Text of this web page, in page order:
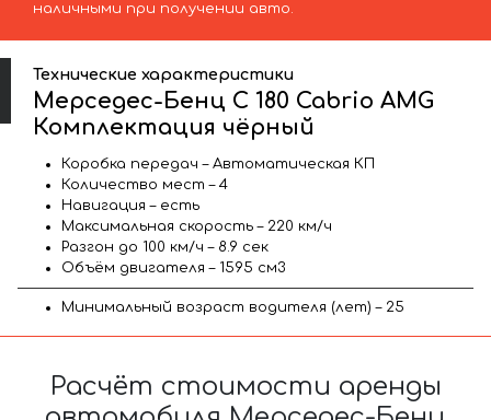
наличными при получении авто.
Технические характеристики
Мерседес-Бенц C 180 Cabrio AMG
Комплектация чёрный
Коробка передач – Автоматическая КП
Количество мест – 4
Навигация – есть
Максимальная скорость – 220 км/ч
Разгон до 100 км/ч – 8.9 сек
Объём двигателя – 1595 см3
Минимальный возраст водителя (лет) – 25
Расчёт стоимости аренды